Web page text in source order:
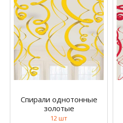
Спирали однотонные
золотые
12 шт